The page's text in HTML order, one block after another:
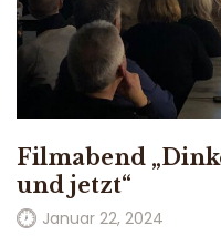
Filmabend
und jetzt“
Januar 22, 2024